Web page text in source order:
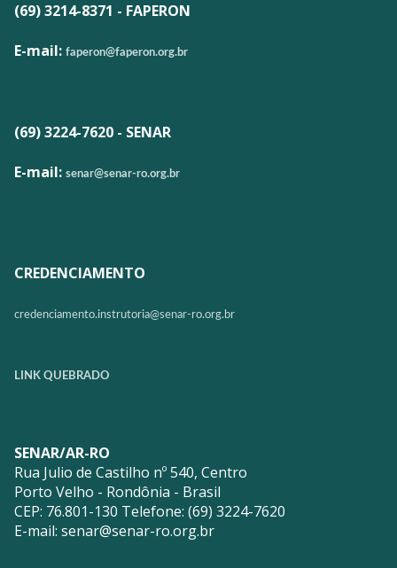
(69) 3214-8371 - FAPERON
E-mail: faperon@faperon.org.br
(69) 3224-7620 - SENAR
E-mail: senar@senar-ro.org.br
CREDENCIAMENTO
credenciamento.instrutoria@senar-ro.org.br
LINK QUEBRADO
SENAR/AR-RO
Rua Julio de Castilho nº 540, Centro
Porto Velho - Rondônia - Brasil
CEP: 76.801-130 Telefone: (69) 3224-7620
E-mail: senar@senar-ro.org.br